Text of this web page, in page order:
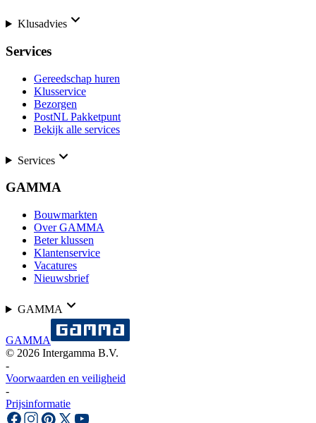
Klusadvies
Services
Gereedschap huren
Klusservice
Bezorgen
PostNL Pakketpunt
Bekijk alle services
Services
GAMMA
Bouwmarkten
Over GAMMA
Beter klussen
Klantenservice
Vacatures
Nieuwsbrief
GAMMA
GAMMA
© 2026 Intergamma B.V.
-
Voorwaarden en veiligheid
-
Prijsinformatie